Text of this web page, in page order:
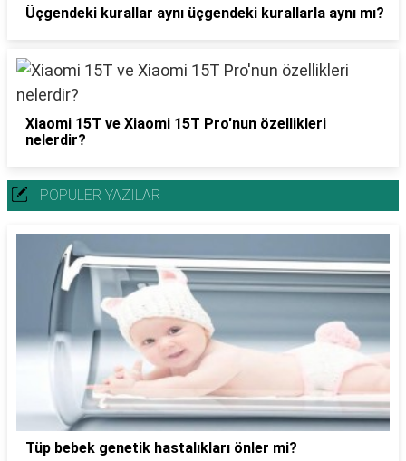
Üçgendeki kurallar aynı üçgendeki kurallarla aynı mı?
Xiaomi 15T ve Xiaomi 15T Pro'nun özellikleri
nelerdir?
POPÜLER YAZILAR
Tüp bebek genetik hastalıkları önler mi?